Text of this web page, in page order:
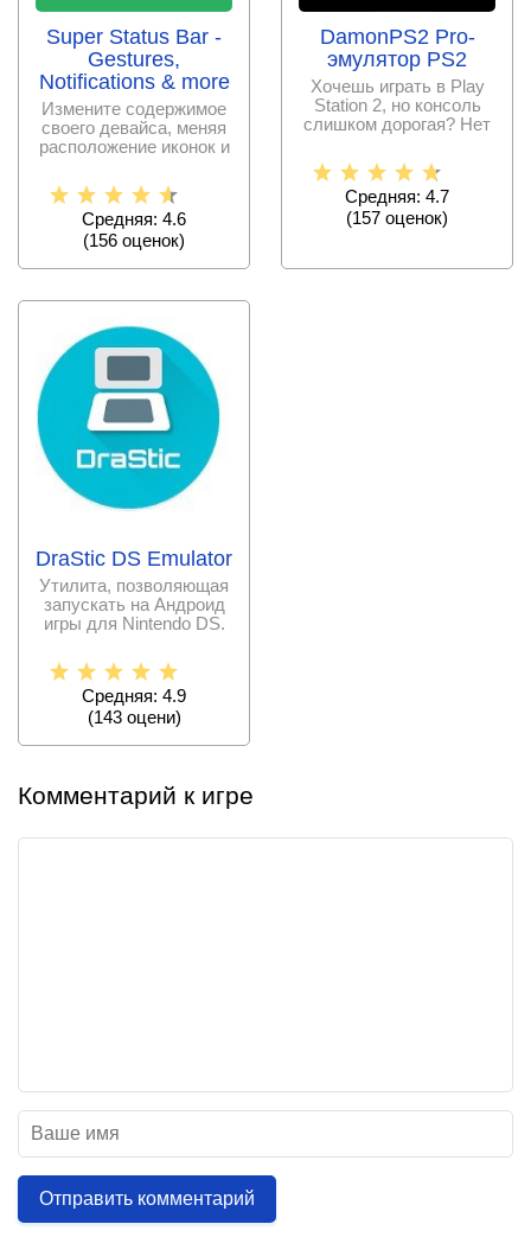
Super Status Bar -
Gestures,
Notifications & more
Измените содержимое
своего девайса, меняя
расположение иконок и
Средняя: 4.6
(156 оценок)
DamonPS2 Pro-
эмулятор PS2
Хочешь играть в Play
Station 2, но консоль
слишком дорогая? Нет
Средняя: 4.7
(157 оценок)
DraStic DS Emulator
Утилита, позволяющая
запускать на Андроид
игры для Nintendo DS.
Средняя: 4.9
(143оцени)
Комментарий к игре
Отправить комментарий